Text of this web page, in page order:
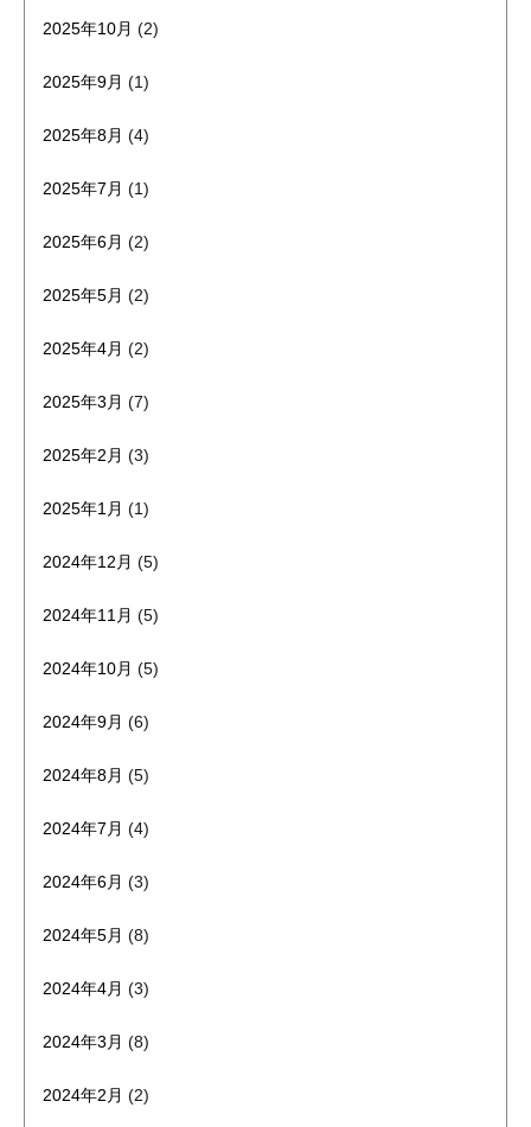
2025年10月 (2)
2025年9月 (1)
2025年8月 (4)
2025年7月 (1)
2025年6月 (2)
2025年5月 (2)
2025年4月 (2)
2025年3月 (7)
2025年2月 (3)
2025年1月 (1)
2024年12月 (5)
2024年11月 (5)
2024年10月 (5)
2024年9月 (6)
2024年8月 (5)
2024年7月 (4)
2024年6月 (3)
2024年5月 (8)
2024年4月 (3)
2024年3月 (8)
2024年2月 (2)